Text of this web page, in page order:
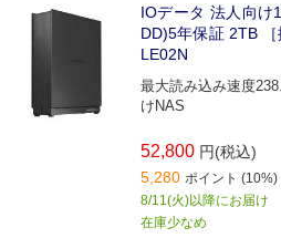
IOデータ 法人向け
DD)5年保証 2TB
LE02N
最大読み込み速度
けNAS
52,800 円(税込)
5,280 ポイント (10%)
8/11(火)以降にお届け
在庫少なめ